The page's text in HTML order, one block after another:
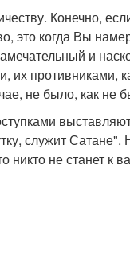
Конечно,
это когда Вы
и
их
не было, как не
служит
не станет к